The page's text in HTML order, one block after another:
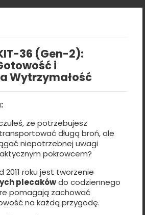
36 (Gen-2):
i
Wytrzymałość
że potrzebujesz
długą broń, ale
niepotrzebnej uwagi
pokrowcem?
2011 roku jest tworzenie
plecakówdo codziennego
pomagają zachować
na każdą przygodę.